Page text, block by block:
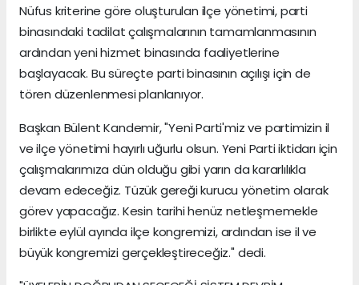
Nüfus kriterine göre oluşturulan ilçe yönetimi, parti
binasındaki tadilat çalışmalarının tamamlanmasının
ardından yeni hizmet binasında faaliyetlerine
başlayacak. Bu süreçte parti binasının açılışı için de
tören düzenlenmesi planlanıyor.
Başkan Bülent Kandemir, "Yeni Parti'miz ve partimizin il
ve ilçe yönetimi hayırlı uğurlu olsun. Yeni Parti iktidarı için
çalışmalarımıza dün olduğu gibi yarın da kararlılıkla
devam edeceğiz. Tüzük gereği kurucu yönetim olarak
görev yapacağız. Kesin tarihi henüz netleşmemekle
birlikte eylül ayında ilçe kongremizi, ardından ise il ve
büyük kongremizi gerçekleştireceğiz." dedi.